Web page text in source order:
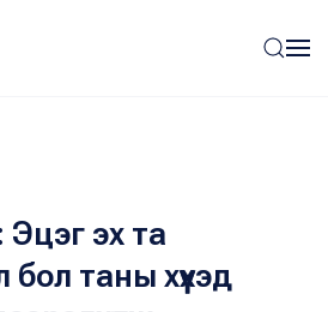
эх та
бол таны хүүхэд